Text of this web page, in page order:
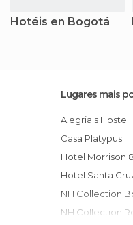
Hotéis en Bogotá
Lugares mais
Alegria's Hostel
Casa Platypus
Hotel Morrison
Hotel Santa
NH Collection
NH Collection